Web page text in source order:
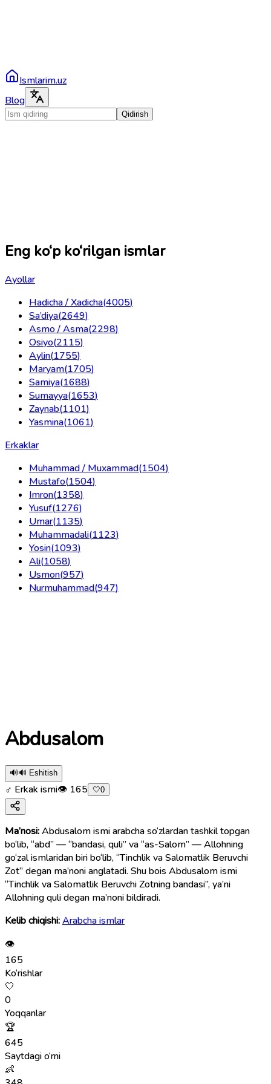
Ismlarim.uz
Blog
Qidirish
Eng ko‘p ko‘rilgan ismlar
Ayollar
Hadicha / Xadicha(4005)
Sa’diya(2649)
Asmo / Asma(2298)
Osiyo(2115)
Aylin(1755)
Maryam(1705)
Samiya(1688)
Sumayya(1653)
Zaynab(1101)
Yasmina(1061)
Erkaklar
Muhammad / Muxammad(1504)
Mustafo(1504)
Imron(1358)
Yusuf(1276)
Umar(1135)
Muhammadali(1123)
Yosin(1093)
Ali(1058)
Usmon(957)
Nurmuhammad(947)
Abdusalom
🔊🔊 Eshitish
♂ Erkak ismi👁 165 🤍0
Ma’nosi:Abdusalom ismi arabcha so‘zlardan tashkil topgan
bo‘lib, “abd” — “bandasi, quli” va “as-Salom” — Allohning
go‘zal ismlaridan biri bo‘lib, “Tinchlik va Salomatlik Beruvchi
Zot” degan ma’noni anglatadi. Shu bois Abdusalom ismi
“Tinchlik va Salomatlik Beruvchi Zotning bandasi”, ya’ni
Allohning quli degan ma’noni bildiradi.
Kelib chiqishi:Arabcha ismlar
👁
165
Ko‘rishlar
🤍
0
Yoqqanlar
🏆
645
Saytdagi o‘rni
👶